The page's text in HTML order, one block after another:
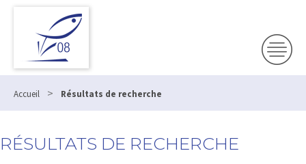
Accueil > Résultats de recherche
RÉSULTATS DE RECHERCHE